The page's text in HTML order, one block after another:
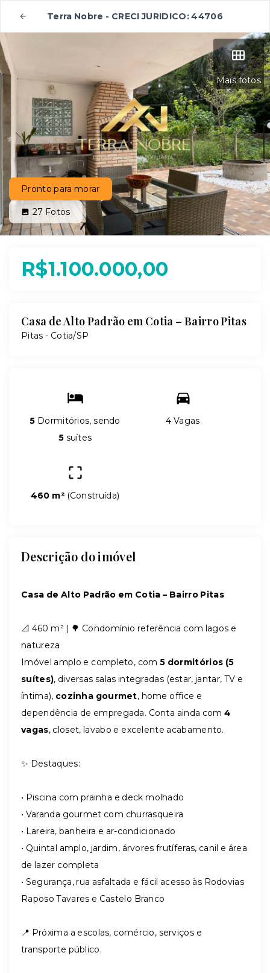
Terra Nobre - CRECI JURIDICO: 44706
Mais fotos
Pronto para morar
27 Fotos
R$1.100.000,00
Casa de Alto Padrão em Cotia – Bairro Pitas
Pitas - Cotia/SP
5 Dormitórios, sendo
5suítes
4 Vagas
460 m² (Construída)
Descrição do imóvel
Casa de Alto Padrão em Cotia – Bairro Pitas
📐 460 m² | 🌳 Condomínio referência com lagos e
natureza
Imóvel amplo e completo, com 5 dormitórios (5
suítes), diversas salas integradas (estar, jantar, TV e
íntima), cozinha gourmet, home office e
dependência de empregada. Conta ainda com4
vagas, closet, lavabo e excelente acabamento.
✨ Destaques:
• Piscina com prainha e deck molhado
• Varanda gourmet com churrasqueira
• Lareira, banheira e ar-condicionado
• Quintal amplo, jardim, árvores frutíferas, canil e área
de lazer completa
• Segurança, rua asfaltada e fácil acesso às Rodovias
Raposo Tavares e Castelo Branco
📍 Próxima a escolas, comércio, serviços e
transporte público.